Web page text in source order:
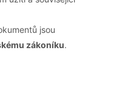
jsou
zákoníku.